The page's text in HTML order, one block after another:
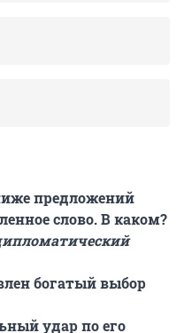
предложений
слово. В каком?
богатый выбор
удар по его